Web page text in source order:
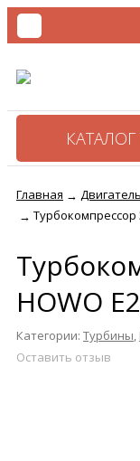
Главная → Двигатель
→ Турбокомпрессор
HOWO
Категории: Турбины
Оставить отзыв